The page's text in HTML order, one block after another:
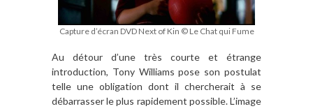
Capture d’écran DVD Next of Kin © Le Chat qui Fume
Au détour d’une très courte et étrange
introduction, Tony Williams pose son postulat
telle une obligation dont il chercherait à se
débarrasser le plus rapidement possible. L’image